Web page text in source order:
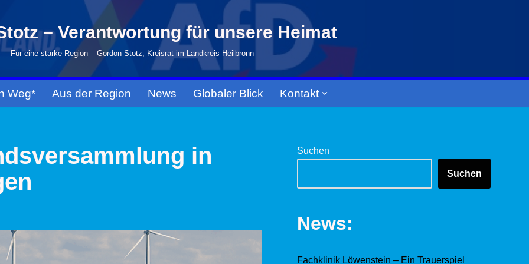
– Verantwortung für unsere Heimat
Für eine starke Region – Gordon Stotz, Kreisrat im Landkreis Heilbronn
Weg* Aus der Region News Globaler Blick Kontakt
in
Suchen
Suchen
News:
Fachklinik Löwenstein – Ein Trauerspiel